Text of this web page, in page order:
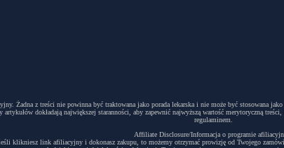
Żadna z treści nie powinna być traktowana jako porada lekarska i nie może być stosowana
dokładają największej staranności, aby zapewnić najwyższą wartość merytoryczną
regulaminem.
Affiliate Disclosure/Informacja o programie
klikniesz link afiliacyjny i dokonasz zakupu, to możemy otrzymać prowizję od Twojego